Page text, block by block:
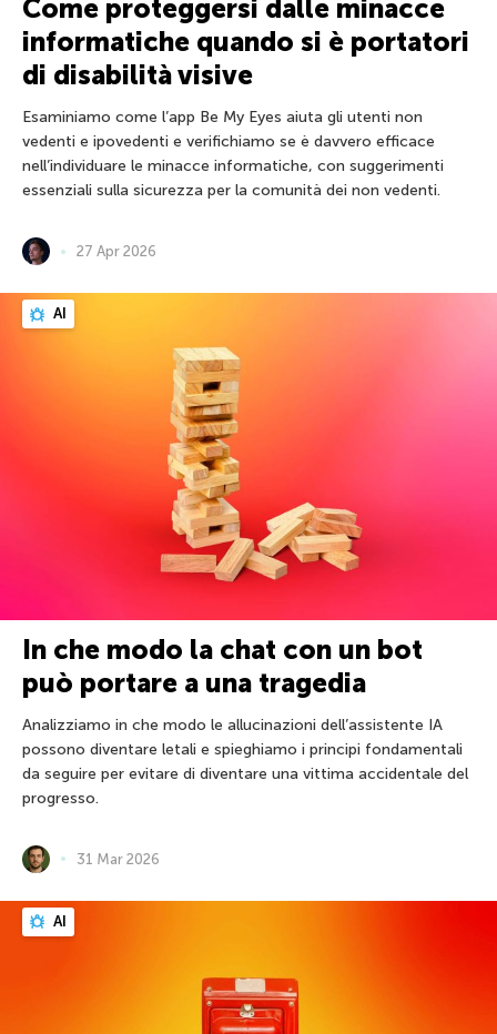
Come proteggersi dalle minacce
informatiche quando si è portatori
di disabilità visive
Esaminiamo come l’app Be My Eyes aiuta gli utenti non
vedenti e ipovedenti e verifichiamo se è davvero efficace
nell’individuare le minacce informatiche, con suggerimenti
essenziali sulla sicurezza per la comunità dei non vedenti.
27 Apr 2026
AI
In che modo la chat con un bot
può portare a una tragedia
Analizziamo in che modo le allucinazioni dell’assistente IA
possono diventare letali e spieghiamo i principi fondamentali
da seguire per evitare di diventare una vittima accidentale del
progresso.
31 Mar 2026
AI